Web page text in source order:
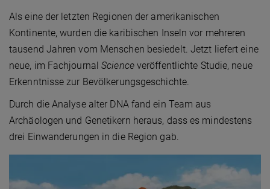
Als eine der letzten Regionen der amerikanischen
Kontinente, wurden die karibischen Inseln vor mehreren
tausend Jahren vom Menschen besiedelt. Jetzt liefert eine
neue, im FachjournalScience veröffentlichte Studie, neue
Erkenntnisse zur Bevölkerungsgeschichte.
Durch die Analyse alter DNA fand ein Team aus
Archäologen und Genetikern heraus, dass es mindestens
drei Einwanderungen in die Region gab.